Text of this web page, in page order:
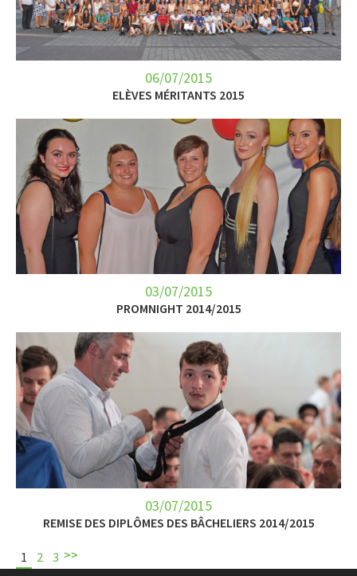
06/07/2015
ELÈVES MÉRITANTS 2015
03/07/2015
PROMNIGHT 2014/2015
03/07/2015
REMISE DES DIPLÔMES DES BÂCHELIERS 2014/2015
1 2 3 >>